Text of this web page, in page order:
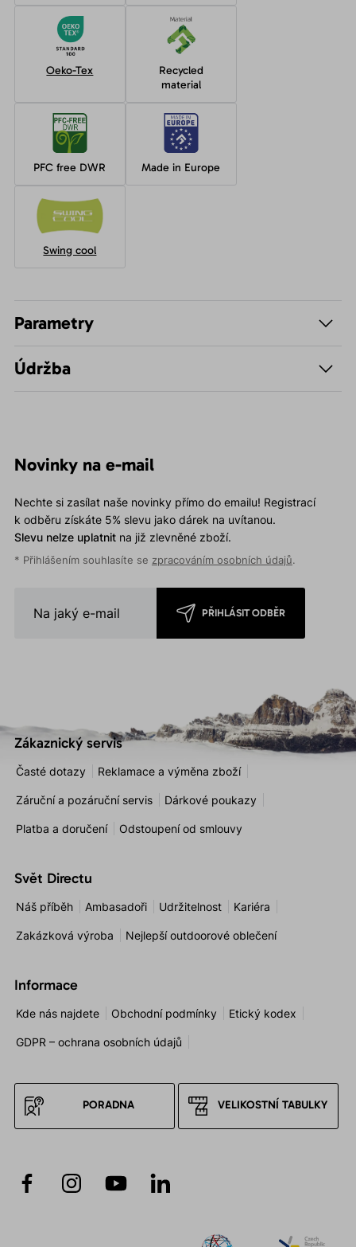
Oeko-Tex
Recycled
material
PFC free DWR Made in Europe
Swing cool
Parametry
Údržba
Novinky na e-mail
Nechte si zasílat naše novinky přímo do emailu! Registrací
k odběru získáte 5% slevu jako dárek na uvítanou.
Slevu nelze uplatnitna již zlevněné zboží.
* Přihlášením souhlasíte se zpracováním osobních údajů.
PŘIHLÁSIT ODBĚR
Zákaznický servis
Časté dotazy Reklamace a výměna zboží
Záruční a pozáruční servis Dárkové poukazy
Platba a doručení Odstoupení od smlouvy
Svět Directu
Náš příběh Ambasadoři Udržitelnost Kariéra
Zakázková výroba Nejlepší outdoorové oblečení
Informace
Kde nás najdete Obchodní podmínky Etický kodex
GDPR – ochrana osobních údajů
PORADNA VELIKOSTNÍ TABULKY